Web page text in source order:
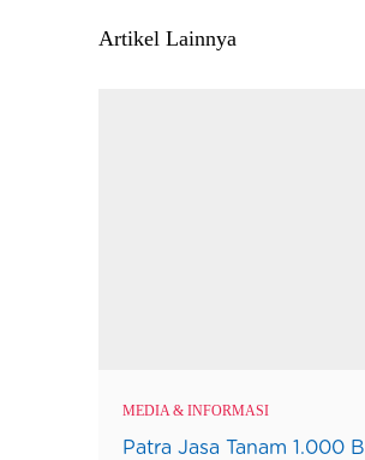
Artikel Lainnya
MEDIA & INFORMASI
Patra Jasa Tanam 1.000